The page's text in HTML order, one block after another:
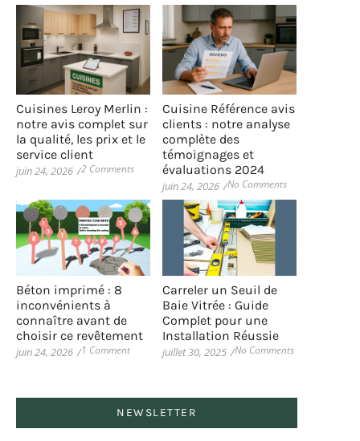
Cuisines Leroy Merlin :
notre avis complet sur
la qualité, les prix et le
service client
juin 24, 2026 /2 Comments
Cuisine Référence avis
clients : notre analyse
complète des
témoignages et
évaluations 2024
juin 24, 2026 /No Comments
Béton imprimé : 8
inconvénients à
connaître avant de
choisir ce revêtement
juin 24, 2026 /1 Comment
Carreler un Seuil de
Baie Vitrée : Guide
Complet pour une
Installation Réussie
juillet 30, 2025 /No Comments
NEWSLETTER